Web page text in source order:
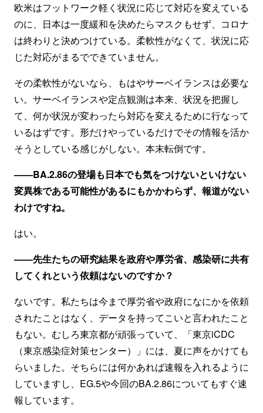
欧米はフットワーク軽く状況に応じて対応を変えている
のに、日本は一度緩和を決めたらマスクもせず、コロナ
は終わりと決めつけている。柔軟性がなくて、状況に応
じた対応がまるでできていません。
その柔軟性がないなら、もはやサーベイランスは必要な
い。サーベイランスや定点観測は本来、状況を把握し
て、何か状況が変わったら対応を変えるために行なって
いるはずです。形だけやっているだけでその情報を活か
そうとしている感じがしない。本末転倒です。
——BA.2.86の登場も日本でも気をつけないといけない
変異株である可能性があるにもかかわらず、報道がない
わけですね。
はい。
——先生たちの研究結果を政府や厚労省、感染研に共有
してくれという依頼はないのですか？
ないです。私たちは今まで厚労省や政府になにかを依頼
されたことはなく、データを持ってこいと言われたこと
もない。むしろ東京都が頑張っていて、「東京iCDC
（東京感染症対策センター）」には、夏に声をかけても
らいました。そちらには何かあれば速報を入れるように
していますし、EG.5や今回のBA.2.86についてもすぐ速
報しています。